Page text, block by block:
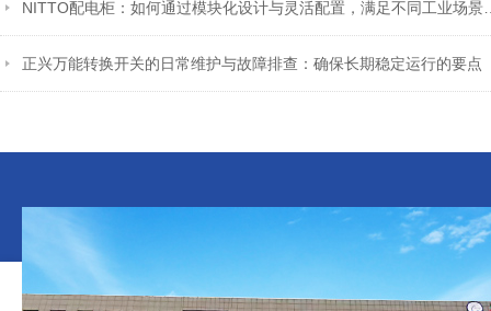
正兴万能转换开关的日常维护与故障排查：确保长期稳定运行的要点